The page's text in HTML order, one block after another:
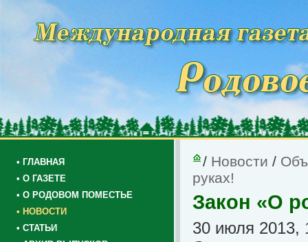
• ГЛАВНАЯ
• О ГАЗЕТЕ
• О РОДОВОМ ПОМЕСТЬЕ
• НОВОСТИ
• СТАТЬИ
/ Новости /
руках!
Закон «О
30 июля 2013,